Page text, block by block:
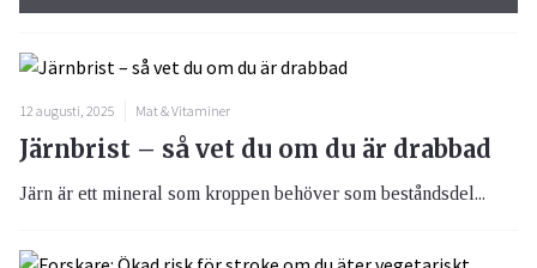
12 augusti, 2025 Mat & Vitaminer
Järnbrist – så vet du om du är drabbad
Järn är ett mineral som kroppen behöver som beståndsdel...